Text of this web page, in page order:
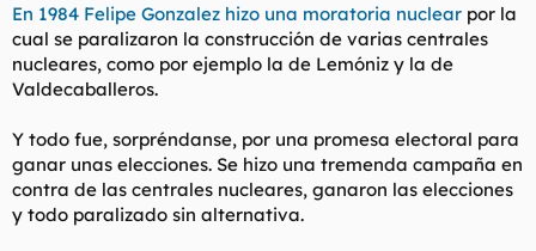
En 1984 Felipe Gonzalez hizo una moratoria nuclear por la
cual se paralizaron la construcción de varias centrales
nucleares, como por ejemplo la de Lemóniz y la de
Valdecaballeros.
Y todo fue, sorpréndanse, por una promesa electoral para
ganar unas elecciones. Se hizo una tremenda campaña en
contra de las centrales nucleares, ganaron las elecciones
y todo paralizado sin alternativa.